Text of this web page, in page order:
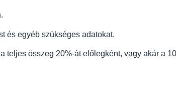
és egyéb szükséges adatokat.
teljes összeg 20%-át előlegként, vagy akár a